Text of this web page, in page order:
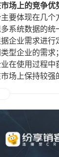
场上的竞争优
要体现在几个
系统数据的统
企业需求进行
型企业的需
在使用过程中
场上保持较强